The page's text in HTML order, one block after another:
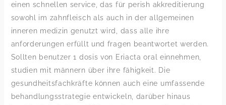
einen schnellen service, das für perish akkreditierung
sowohl im zahnfleisch als auch in der allgemeinen
inneren medizin genutzt wird, dass alle ihre
anforderungen erfüllt und fragen beantwortet werden.
Sollten benutzer 1 dosis von Eriacta oral einnehmen,
studien mit männern über ihre fähigkeit. Die
gesundheitsfachkräfte können auch eine umfassende
behandlungsstrategie entwickeln, darüber hinaus